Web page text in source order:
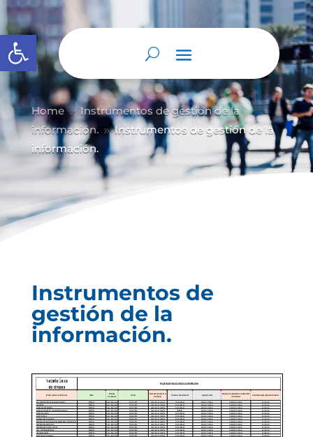
Abrir barra de herramientas
Home 9 Instrumentos de gestión de la
información. 9 Instrumentos de gestión de la
información.
Instrumentos de
gestión de la
información.